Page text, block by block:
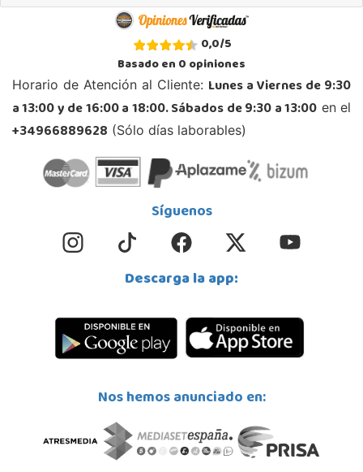
0,0/5
Basado en0opiniones
Horario de Atención al Cliente: Lunes a Viernes de 9:30
a 13:00 y de 16:00 a 18:00. Sábados de 9:30 a 13:00 en el
+34966889628 (Sólo días laborables)
Síguenos
Descarga la app:
Nos hemos anunciado en: